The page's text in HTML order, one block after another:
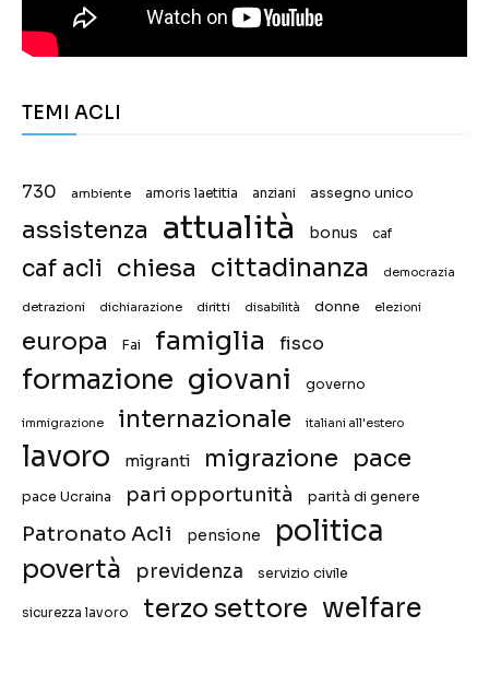
TEMI ACLI
730 ambiente amoris laetitia anziani assegno unico
assistenza attualità bonus caf
caf acli chiesa cittadinanza democrazia
detrazioni dichiarazione diritti disabilità donne elezioni
europa Fai famiglia fisco
formazione giovani governo
immigrazione internazionale italiani all'estero
lavoro migranti migrazione pace
pace Ucraina pari opportunità parità di genere
Patronato Acli pensione politica
povertà previdenza servizio civile
sicurezza lavoro terzo settore welfare